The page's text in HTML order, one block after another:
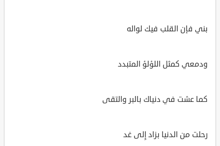
بني فإن القلب فيك لواله
ودمعي كمثل اللؤلؤ المتبدد
كما عشت في دنياك بالبر والتقى
رحلت من الدنيا بزاد إِلى غد